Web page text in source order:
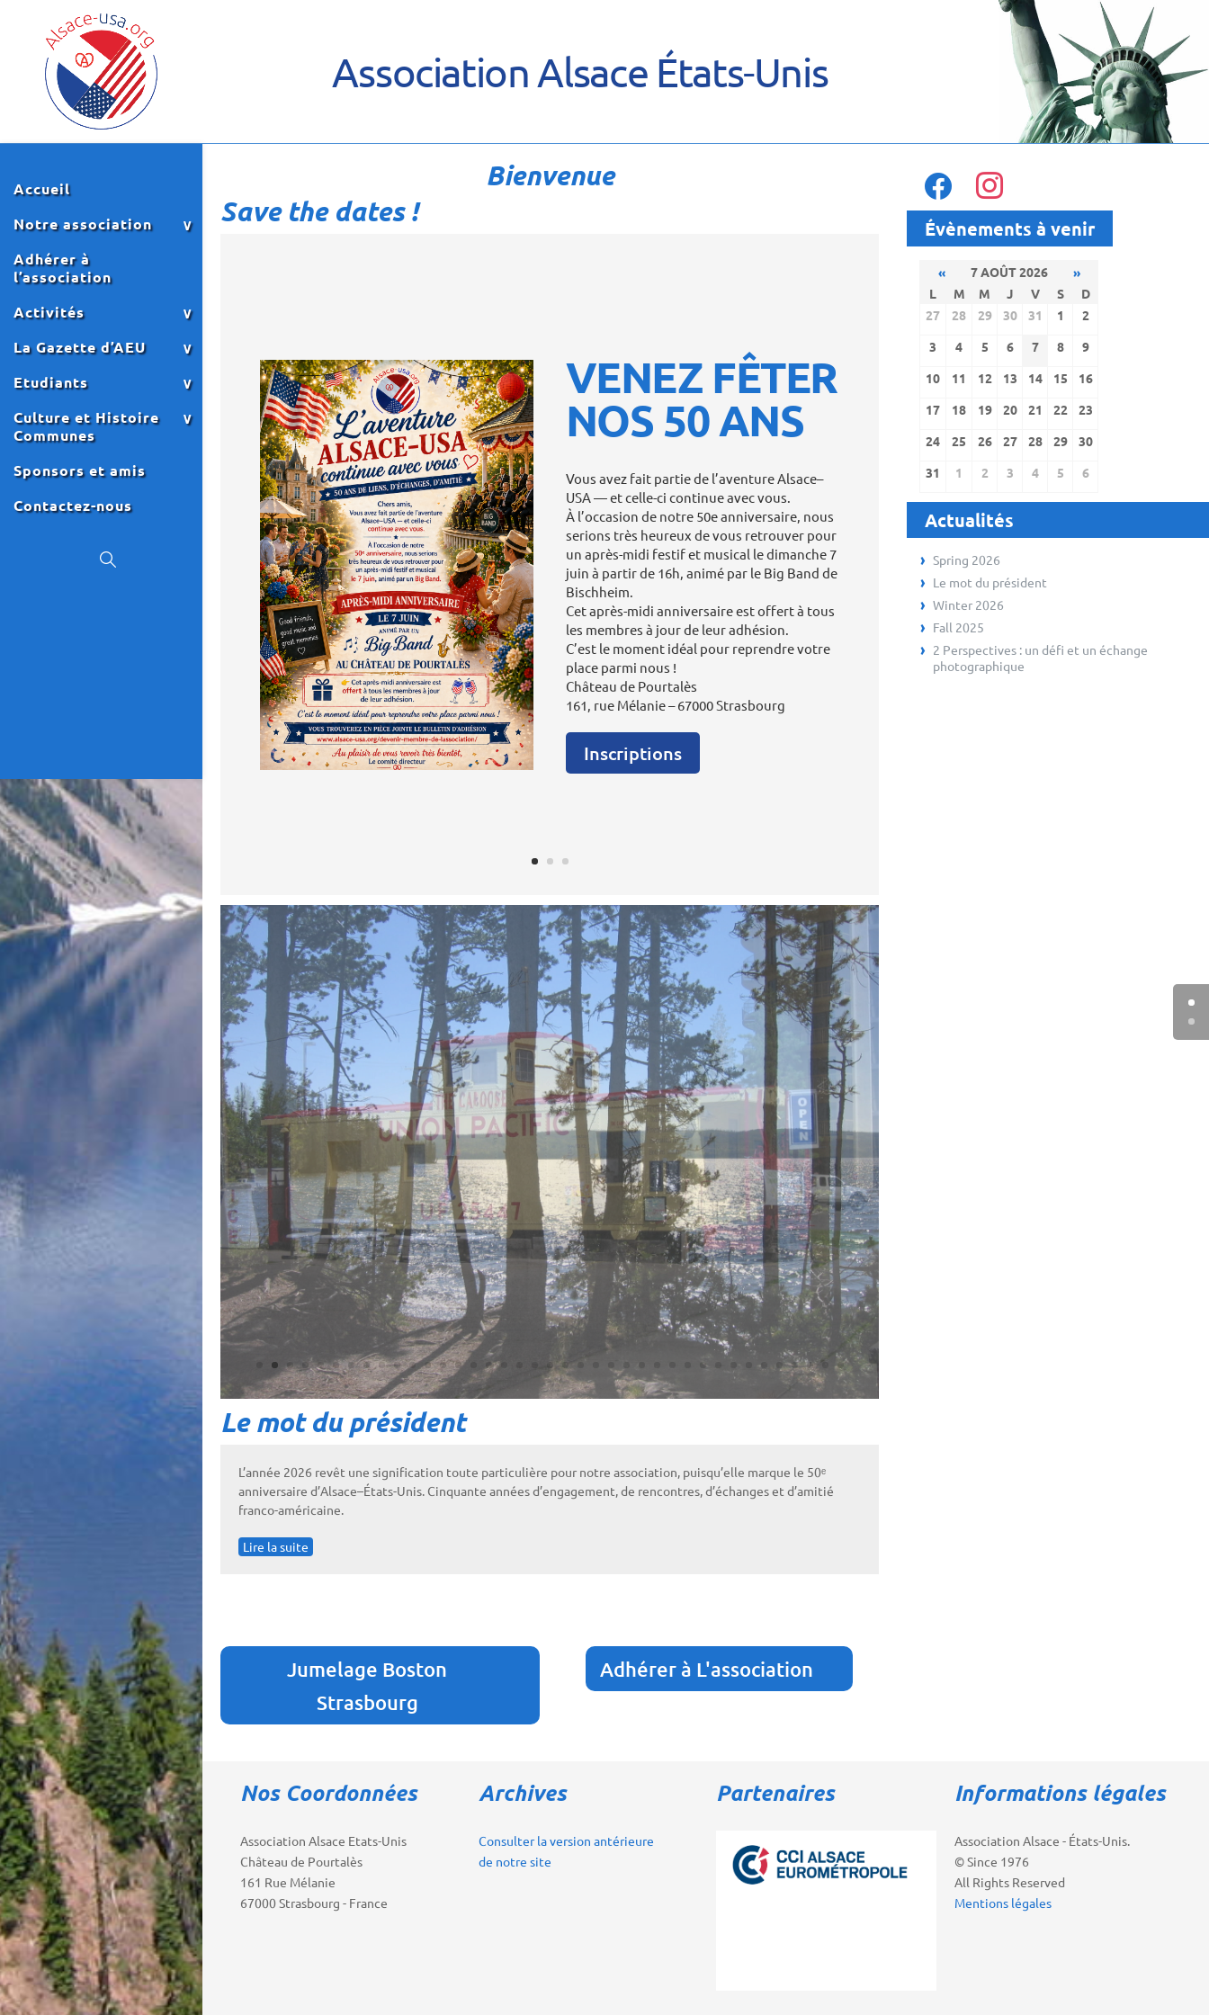
Association Alsace États-Unis
Accueil
Notre association
Adhérer à
l’association
Activités
La Gazette d’AEU
Etudiants
Culture et Histoire
Communes
Sponsors et amis
Contactez-nous
Bienvenue
Save the dates !
VENEZ FÊTER
NOS 50 ANS
Vous avez fait partie de l’aventure Alsace–
USA — et celle-ci continue avec vous.
À l’occasion de notre 50e anniversaire, nous
serions très heureux de vous retrouver pour
un après-midi festif et musical le dimanche 7
juin à partir de 16h, animé par le Big Band de
Bischheim.
Cet après-midi anniversaire est offert à tous
les membres à jour de leur adhésion.
C’est le moment idéal pour reprendre votre
place parmi nous !
Château de Pourtalès
161, rue Mélanie – 67000 Strasbourg️
Inscriptions
Le mot du président
L’année 2026 revêt une signification toute particulière pour notre association, puisqu’elle marque le 50ᵉ
anniversaire d’Alsace–États-Unis. Cinquante années d’engagement, de rencontres, d’échanges et d’amitié
franco-américaine.
Lire la suite
Jumelage Boston
Strasbourg
Adhérer à L'association
facebook instagram
Évènements à venir
« 7 AOÛT 2026
»
L
M M J V S
D
27
28 29 30 31 1
2
3
4 5 6 7 8
9
10
11 12 13 14 15
16
17
18 19 20 21 22
23
24
25 26 27 28 29
30
31
1 2 3 4 5 6
Actualités
Spring 2026
Le mot du président
Winter 2026
Fall 2025
2 Perspectives : un défi et un échange
photographique
Nos Coordonnées
Association Alsace Etats-Unis
Château de Pourtalès
161 Rue Mélanie
67000 Strasbourg - France
Archives
Consulter la version antérieure
de notre site
Partenaires Informations légales
Association Alsace - États-Unis.
© Since 1976
All Rights Reserved
Mentions légales